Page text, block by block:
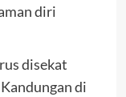
diri
disekat
di